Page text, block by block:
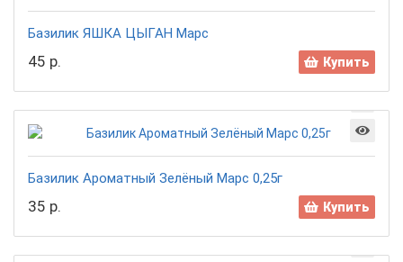
Базилик ЯШКА ЦЫГАН Марс
45 р. Купить
Базилик Ароматный Зелёный Марс 0,25г
35 р. Купить